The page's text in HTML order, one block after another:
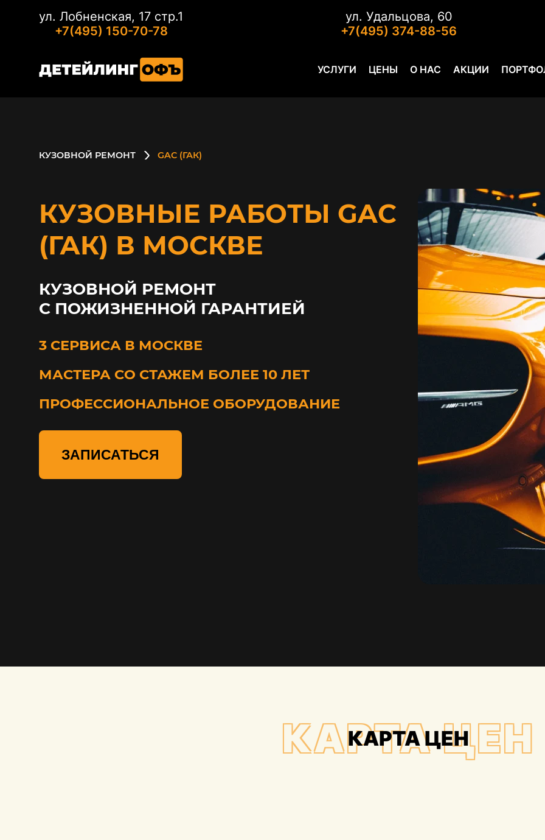
ул. Лобненская, 17 стр.1
+7(495) 150-70-78
ул. Удальцова, 60
+7(495) 374-88-56
УСЛУГИ ЦЕНЫ О НАС АКЦИИ
КУЗОВНОЙ РЕМОНТ GAC (ГАК)
КУЗОВНЫЕ РАБОТЫ GAC
(ГАК) В МОСКВЕ
КУЗОВНОЙ РЕМОНТ
С ПОЖИЗНЕННОЙ ГАРАНТИЕЙ
3 СЕРВИСА В МОСКВЕ
МАСТЕРА СО СТАЖЕМ БОЛЕЕ 10 ЛЕТ
ПРОФЕССИОНАЛЬНОЕ ОБОРУДОВАНИЕ
ЗАПИСАТЬСЯ
КАРТА ЦЕН
КАРТА ЦЕН